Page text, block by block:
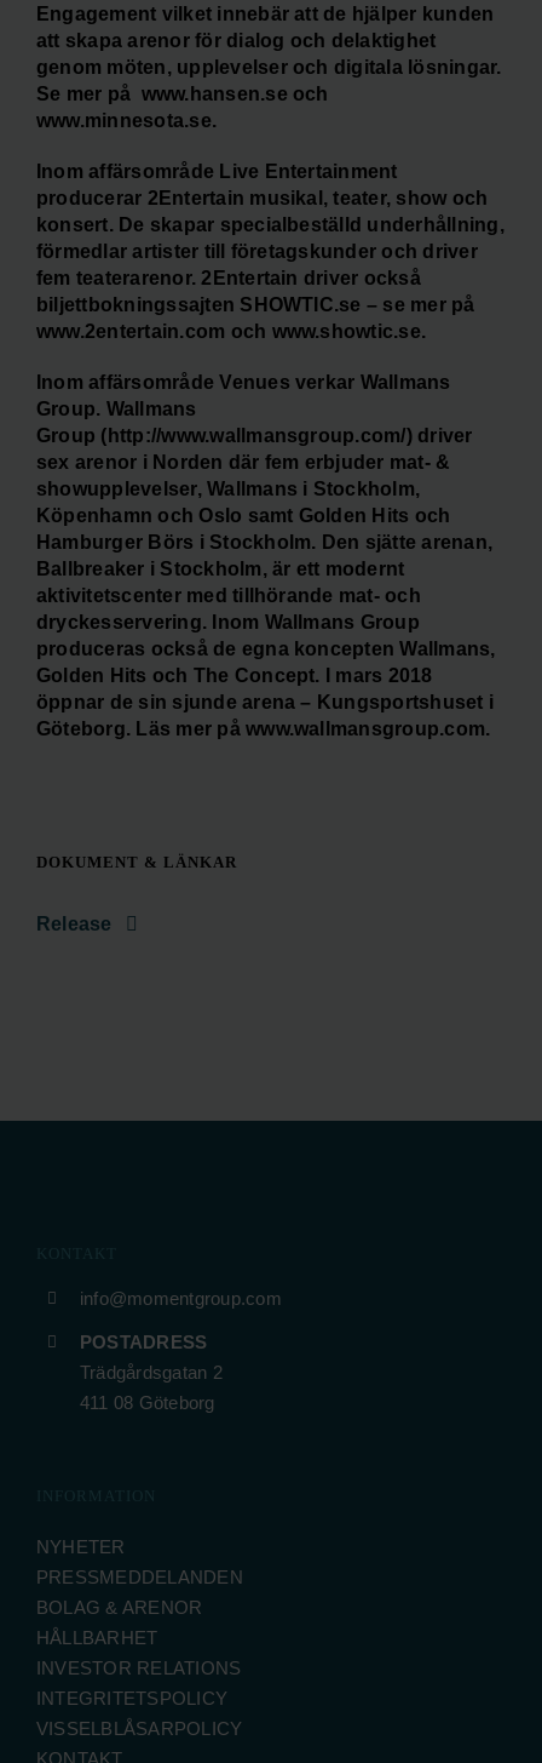
Engagement vilket innebär att de hjälper kunden
att skapa arenor för dialog och delaktighet
genom möten, upplevelser och digitala lösningar.
Se mer på www.hansen.se och
www.minnesota.se.
Inom affärsområde Live Entertainment
producerar 2Entertain musikal, teater, show och
konsert. De skapar specialbeställd underhållning,
förmedlar artister till företagskunder och driver
fem teaterarenor. 2Entertain driver också
biljettbokningssajten SHOWTIC.se – se mer på
www.2entertain.com och www.showtic.se.
Inom affärsområde Venues verkar Wallmans
Group. Wallmans
Group (http://www.wallmansgroup.com/) driver
sex arenor i Norden där fem erbjuder mat- &
showupplevelser, Wallmans i Stockholm,
Köpenhamn och Oslo samt Golden Hits och
Hamburger Börs i Stockholm. Den sjätte arenan,
Ballbreaker i Stockholm, är ett modernt
aktivitetscenter med tillhörande mat- och
dryckesservering. Inom Wallmans Group
produceras också de egna koncepten Wallmans,
Golden Hits och The Concept. I mars 2018
öppnar de sin sjunde arena – Kungsportshuset i
Göteborg. Läs mer på www.wallmansgroup.com.
DOKUMENT & LÄNKAR
Release
NYHETER
PRESSMEDDELANDEN
BOLAG & ARENOR
HÅLLBARHET
INVESTOR RELATIONS
INTEGRITETSPOLICY
VISSELBLÅSARPOLICY
KONTAKT
info@momentgroup.com
POSTADRESS
Trädgårdsgatan 2
411 08 Göteborg